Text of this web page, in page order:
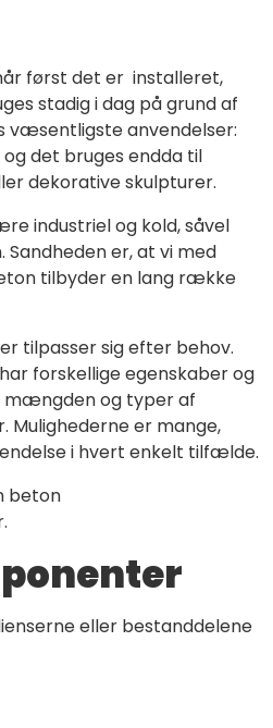
først det er installeret,
stadig i dag på grund af
væsentligste anvendelser:
og det bruges endda til
dekorative skulpturer.
industriel og kold, såvel
er, at vi med
tilbyder en lang række
tilpasser sig efter behov.
forskellige egenskaber og
og typer af
Mulighederne er mange,
i hvert enkelt tilfælde.
beton
eller bestanddelene